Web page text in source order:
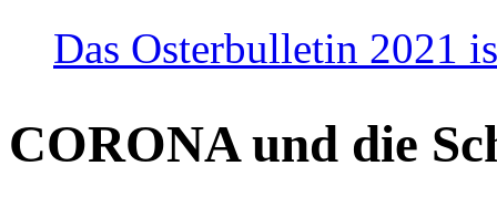
Das Osterbulletin 2021
CORONA und die